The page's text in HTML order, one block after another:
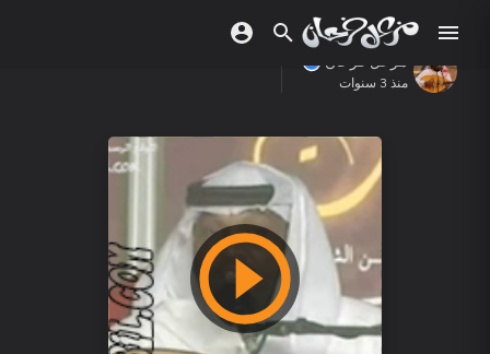
منذ 3 سنوات